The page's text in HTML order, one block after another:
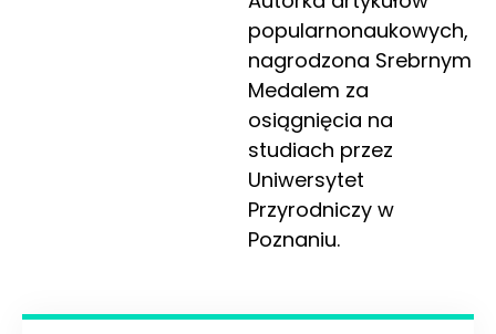
popularnonaukowych,
nagrodzona Srebrnym
Medalem za
osiągnięcia na
studiach przez
Uniwersytet
Przyrodniczy w
Poznaniu.